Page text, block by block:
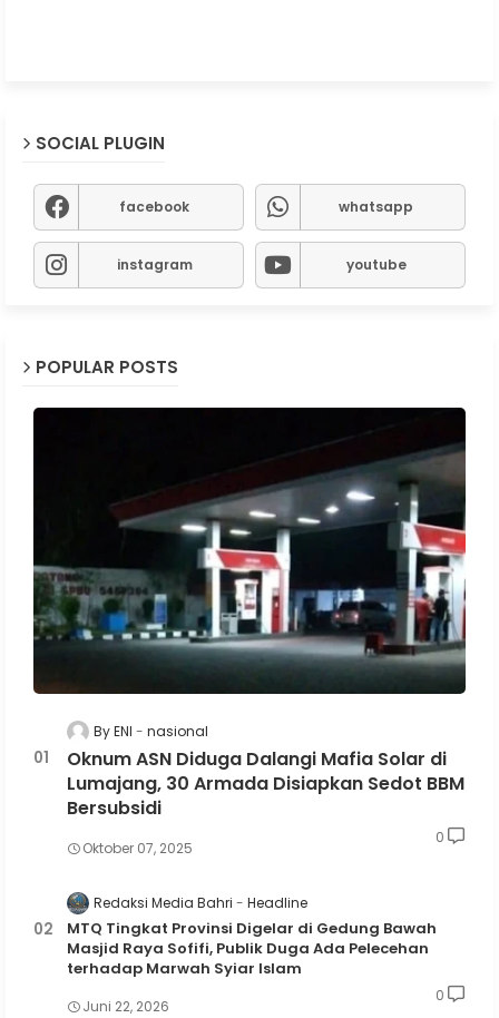
SOCIAL PLUGIN
facebook whatsapp
instagram youtube
POPULAR POSTS
By ENI nasional
Oknum ASN Diduga Dalangi Mafia Solar di
Lumajang, 30 Armada Disiapkan Sedot BBM
Bersubsidi
Oktober 07, 2025
0
Redaksi Media Bahri Headline
MTQ Tingkat Provinsi Digelar di Gedung Bawah
Masjid Raya Sofifi, Publik Duga Ada Pelecehan
terhadap Marwah Syiar Islam
Juni 22, 2026
0